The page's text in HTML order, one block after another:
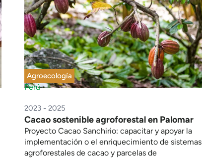
Agroecología
Perú
2023 - 2025
Cacao sostenible agroforestal en Palomar
Proyecto Cacao Sanchirio: capacitar y apoyar la
implementación o el enriquecimiento de sistemas
agroforestales de cacao y parcelas de